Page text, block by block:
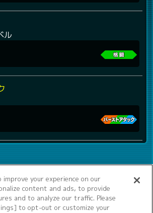
ル
improve your experience on our
content and ads, to provide
and to analyze our traffic. Please
to opt-out or customize your